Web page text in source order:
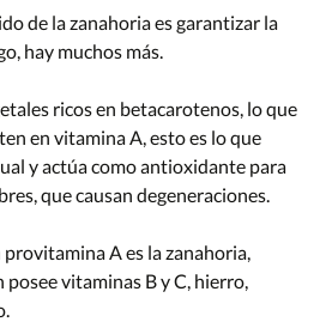
de la zanahoria es garantizar la
hay muchos más.
ricos en betacarotenos, lo que
en vitamina A, esto es lo que
y actúa como antioxidante para
que causan degeneraciones.
A es la zanahoria,
posee vitaminas B y C, hierro,